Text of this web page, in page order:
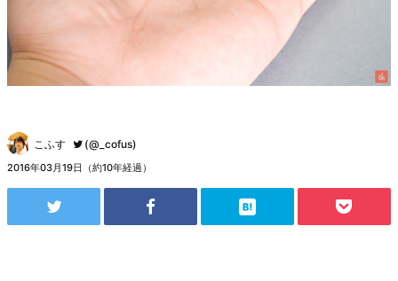
こふす (@_cofus)
2016年03月19日（約10年経過）